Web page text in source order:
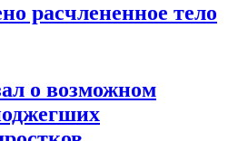
расчлененное тело
о возможном